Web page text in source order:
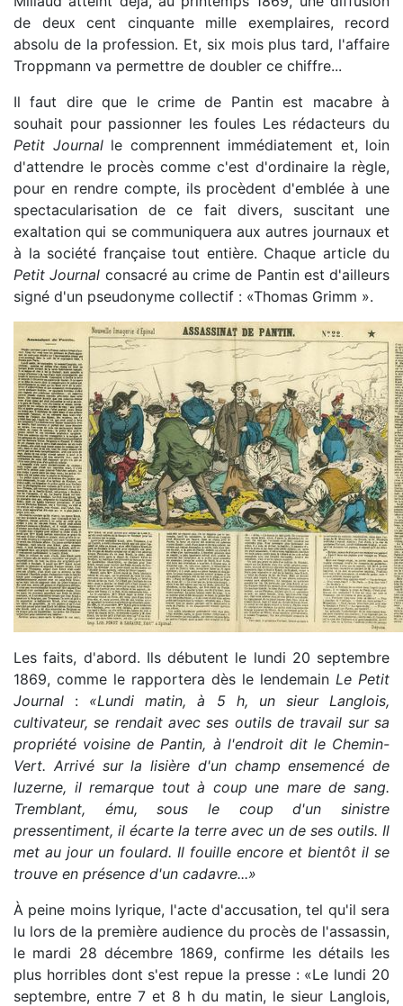
de deux cent cinquante mille exemplaires, record
absolu de la profession. Et, six mois plus tard, l'affaire
Troppmann va permettre de doubler ce chiffre...
Il faut dire que le crime de Pantin est macabre à
souhait pour passionner les foules Les rédacteurs du
Petit Journalle comprennent immédiatement et, loin
d'attendre le procès comme c'est d'ordinaire la règle,
pour en rendre compte, ils procèdent d'emblée à une
spectacularisation de ce fait divers, suscitant une
exaltation qui se communiquera aux autres journaux et
à la société française tout entière. Chaque article du
Petit Journal consacré au crime de Pantin est d'ailleurs
signé d'un pseudonyme collectif : «Thomas Grimm ».
Les faits, d'abord. Ils débutent le lundi 20 septembre
1869, comme le rapportera dès le lendemain Le Petit
Journal : «Lundi matin, à 5 h, un sieur Langlois,
cultivateur, se rendait avec ses outils de travail sur sa
propriété voisine de Pantin, à l'endroit dit le Chemin-
Vert. Arrivé sur la lisière d'un champ ensemencé de
luzerne, il remarque tout à coup une mare de sang.
Tremblant, ému, sous le coup d'un sinistre
pressentiment, il écarte la terre avec un de ses outils. Il
met au jour un foulard. Il fouille encore et bientôt il se
trouve en présence d'un cadavre...»
À peine moins lyrique, l'acte d'accusation, tel qu'il sera
lu lors de la première audience du procès de l'assassin,
le mardi 28 décembre 1869, confirme les détails les
plus horribles dont s'est repue la presse : «Le lundi 20
septembre, entre 7 et 8 h du matin, le sieur Langlois,